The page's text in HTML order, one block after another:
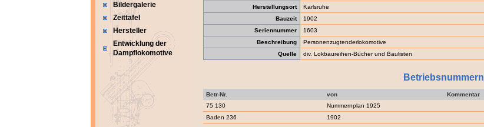
Bildergalerie
Zeittafel
Hersteller
Entwicklung der
Dampflokomotive
Herstellungsort
Karlsruhe
Bauzeit
1902
Seriennummer
1603
Beschreibung
Personenzugtenderlokomotive
Quelle
div. Lokbaureihen-Bücher und Baulisten
Betriebsnummern
Betr-Nr. von Kommentar
75 130
Nummernplan 1925
Baden 236
1902